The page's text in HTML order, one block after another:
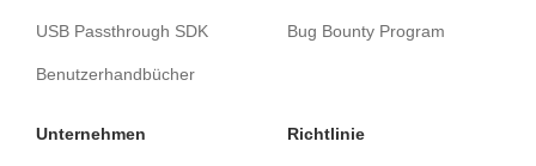
USB Passthrough SDK
Benutzerhandbücher
Bug Bounty Program
Unternehmen Richtlinie